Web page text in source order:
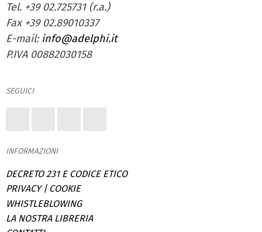
Tel. +39 02.725731 (r.a.)
Fax +39 02.89010337
E-mail:info@adelphi.it
P.IVA 00882030158
SEGUICI
INFORMAZIONI
DECRETO 231 E CODICE ETICO
PRIVACY| COOKIE
WHISTLEBLOWING
LA NOSTRA LIBRERIA